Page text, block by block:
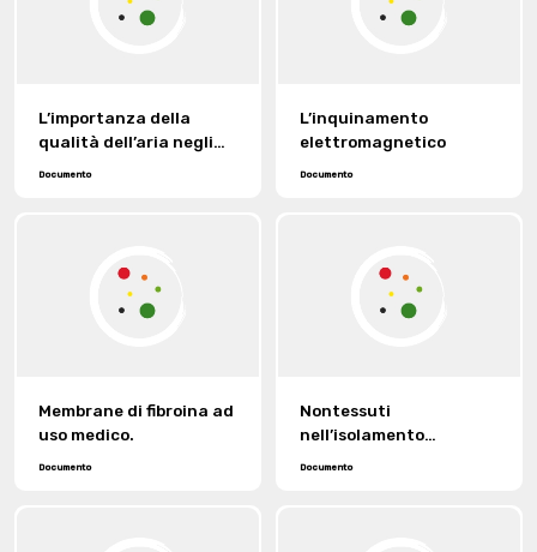
L’importanza della
qualità dell’aria negli
ambienti di lavoro.
Documento
L’inquinamento
elettromagnetico
Documento
Membrane di fibroina ad
uso medico.
Documento
Nontessuti
nell’isolamento
Documento